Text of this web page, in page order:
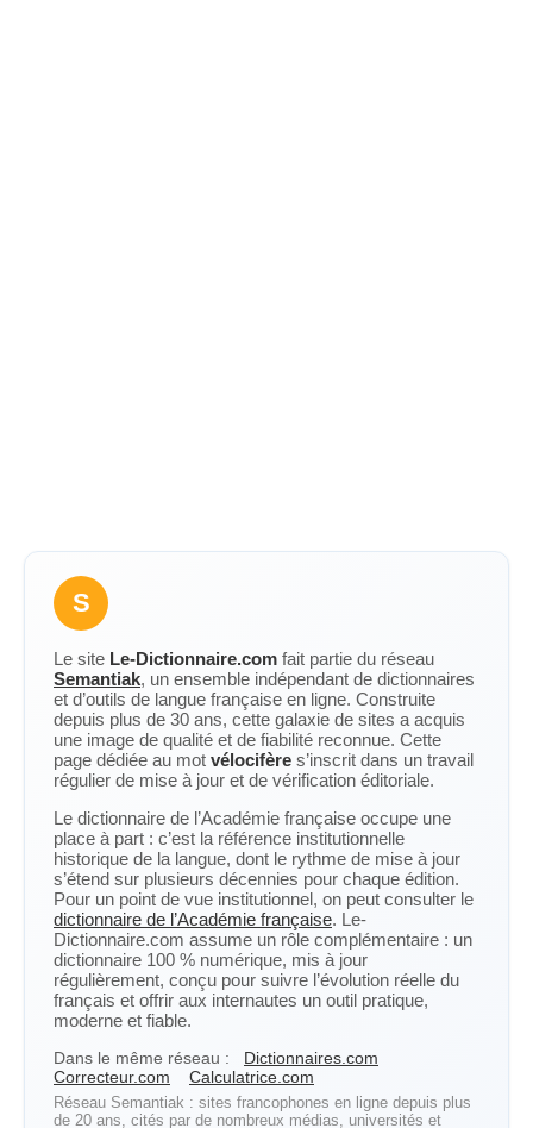
S
Le site Le-Dictionnaire.com fait partie du réseau
Semantiak, un ensemble indépendant de dictionnaires
et d’outils de langue française en ligne. Construite
depuis plus de 30 ans, cette galaxie de sites a acquis
une image de qualité et de fiabilité reconnue. Cette
page dédiée au mot vélocifère s’inscrit dans un travail
régulier de mise à jour et de vérification éditoriale.
Le dictionnaire de l’Académie française occupe une
place à part : c’est la référence institutionnelle
historique de la langue, dont le rythme de mise à jour
s’étend sur plusieurs décennies pour chaque édition.
Pour un point de vue institutionnel, on peut consulter le
dictionnaire de l’Académie française. Le-
Dictionnaire.com assume un rôle complémentaire : un
dictionnaire 100 % numérique, mis à jour
régulièrement, conçu pour suivre l’évolution réelle du
français et offrir aux internautes un outil pratique,
moderne et fiable.
Dans le même réseau :
Dictionnaires.com
Correcteur.com
Calculatrice.com
Réseau Semantiak : sites francophones en ligne depuis plus
de 20 ans, cités par de nombreux médias, universités et